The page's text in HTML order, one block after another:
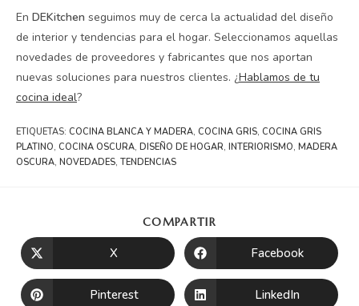
En DEKitchen seguimos muy de cerca la actualidad del diseño
de interior y tendencias para el hogar. Seleccionamos aquellas
novedades de proveedores y fabricantes que nos aportan
nuevas soluciones para nuestros clientes. ¿Hablamos de tu
cocina ideal?
ETIQUETAS: COCINA BLANCA Y MADERA, COCINA GRIS, COCINA GRIS
PLATINO, COCINA OSCURA, DISEÑO DE HOGAR, INTERIORISMO, MADERA
OSCURA, NOVEDADES, TENDENCIAS
COMPARTIR
X Facebook
Pinterest LinkedIn